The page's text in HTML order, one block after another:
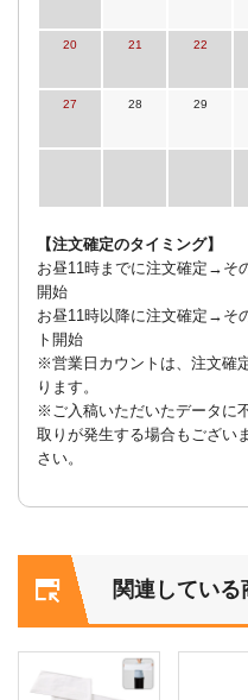
20 21 22
27 28 29
【注文確定のタイミング】
お昼11時までに注文確定→そ
開始
お昼11時以降に注文確定→そ
ト開始
※営業日カウントは、注文確
ります。
※ご入稿いただいたデータに
取りが発生する場合もござい
さい。
関連している